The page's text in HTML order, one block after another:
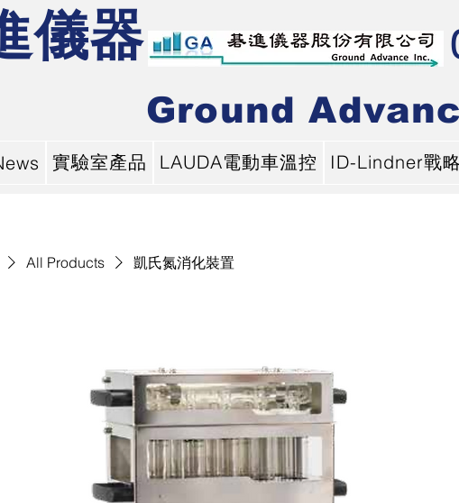
儀器
Ground
實驗室產品 LAUDA電動車溫控 ID-Lindner戰
All Products 凱氏氮消化裝置